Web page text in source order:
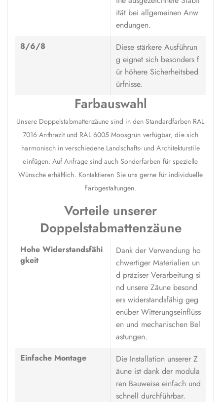
ität bei allgemeinen Anw
endungen.
8/6/8
Diese stärkere Ausführun
g eignet sich besonders f
ür höhere Sicherheitsbed
ürfnisse.
Farbauswahl
Unsere Doppelstabmattenzäune sind in den Standardfarben RAL
7016 Anthrazit und RAL 6005 Moosgrün verfügbar, die sich
harmonisch in verschiedene Landschafts- und Architekturstile
einfügen. Auf Anfrage sind auch Sonderfarben für spezielle
Wünsche erhältlich. Kontaktieren Sie uns gerne für individuelle
Farbgestaltungen.
Vorteile unserer
Doppelstabmattenzäune
Hohe Widerstandsfähi
gkeit
Dank der Verwendung ho
chwertiger Materialien un
d präziser Verarbeitung si
nd unsere Zäune besond
ers widerstandsfähig geg
enüber Witterungseinflüss
en und mechanischen Bel
astungen.
Einfache Montage
Die Installation unserer Z
äune ist dank der modula
ren Bauweise einfach und
schnell durchführbar.